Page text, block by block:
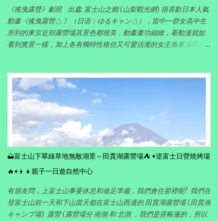
《搖曳露營》劇照 出處: 富士山之鄉 (山梨觀光網) 很喜歡日本人氣
動畫《搖曳露營△ 》（日语：ゆるキャン△），當中一群女高中生
所到的東京近郊露營場其景色都很美，動畫畫功細緻，看動漫就如
看到實景一樣，加上各有獨特性格但又可愛活潑的女主角來演釋露
🗻富士山下翠綠草地無敵湖景～田貫湖露營場⛺ +逆富士日營燒烤場
🔥+👦👧親子一日遊自然中心
有朋友問，上富士山事要休息和做足準備，我們會住那裡呢? 我們在
登富士山前一天和下山當天都在富士山西邊的 田貫湖露營場 (田貫湖
キャンプ場) 露營 (露營場分 南側 和 北側 ，我們是搭帳篷的，所以